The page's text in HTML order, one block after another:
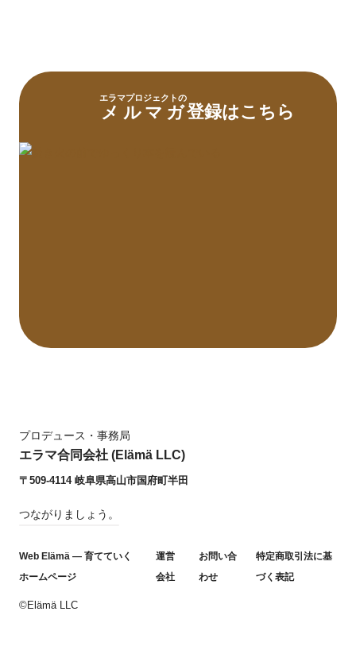
メルマガ
エラマプロジェクトの
登録はこちら
プロデュース・事務局
エラマ合同会社 (Elämä LLC)
〒509-4114 岐阜県高山市国府町半田
つながりましょう。
Web Elämä — 育てていく
ホームページ
運営
会社
お問い合
わせ
特定商取引法に基
づく表記
©Elämä LLC